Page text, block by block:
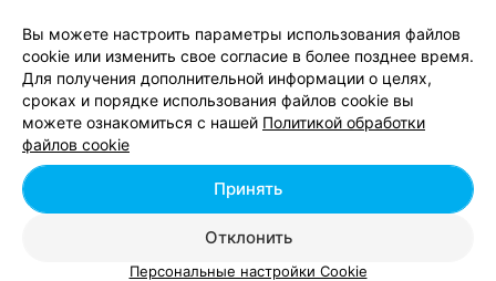
Магазины цветов - ул. Революционная в Минске
Магазины цветов - ул. Советская в Минске
Магазины цветов - ул. Сурганова в Минске
Вы можете настроить параметры использования файлов
cookie или изменить свое согласие в более позднее время.
Для получения дополнительной информации о целях,
сроках и порядке использования файлов cookie вы
можете ознакомиться с нашей Политикой обработки
файлов cookie
Отклонить
Принять
Персональные настройки Cookie